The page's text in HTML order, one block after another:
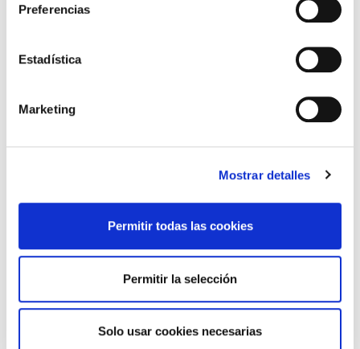
Preferencias
Estadística
Marketing
Mostrar detalles
Permitir todas las cookies
Permitir la selección
Solo usar cookies necesarias
SANIDAD CREA UN DIPLOMA OFICIAL PARA RECONOCER LA
LA ALIANZA MÉDICA POR LA SALUD PLANETARIA SE ADHIERE
PREMIOS DE LA REAL ACADEMIA DE MEDICINA DE GALICIA
31/07/2026
CARTA DEL PRESIDENTE DE MUTUAL MÉDICA SOBRE LA
DE CASOS CLÍNICOS PARA MÉDICOS INTERNOS RESIDENTES
(MIR)
TRÁFICO SUPRIME LAS EXENCIONES MÉDICAS PARA EL USO
DEL CASCO Y DEL CINTURÓN DE SEGURIDAD
13/07/2026